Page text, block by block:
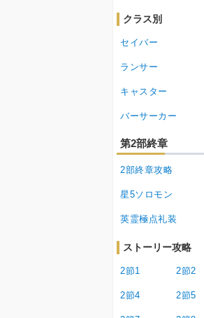
クラス別
セイバー
ランサー
キャスター
バーサーカー
第2部終章
2部終章攻略
星5ソロモン
英霊極点礼装
ストーリー攻略
2節1 2節2
2節4 2節5